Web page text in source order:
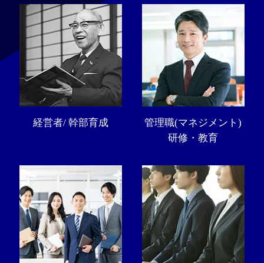
経営者/ 幹部育成
管理職(マネジメント)
研修・教育